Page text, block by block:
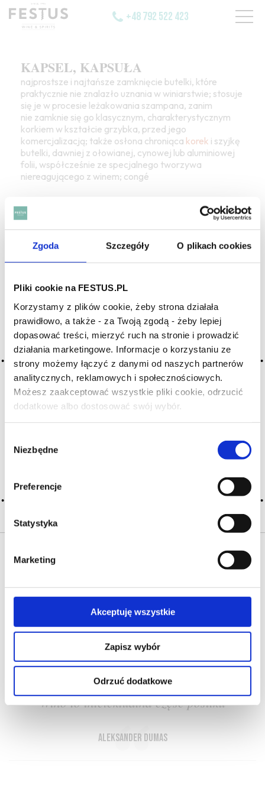
Zgoda Szczegóły O plikach cookies
Pliki cookie na FESTUS.PL
Korzystamy z plików cookie, żeby strona działała
prawidłowo, a także - za Twoją zgodą - żeby lepiej
dopasować treści, mierzyć ruch na stronie i prowadzić
działania marketingowe. Informacje o korzystaniu ze
strony możemy łączyć z danymi od naszych partnerów
analitycznych, reklamowych i społecznościowych.
Możesz zaakceptować wszystkie pliki cookie, odrzucić
dodatkowe albo dostosować swój wybór.
zgody
Niezbędne
Preferencje
Statystyka
Marketing
Akceptuję wszystkie
Zapisz wybór
Odrzuć dodatkowe
Czy masz ukończone 18 lat?
+48 792 522 423
KAPSEL, KAPSUŁA
najprostsze i najtańsze zamknięcie butelki, które
praktycznie nie znalazło uznania w winiarstwie; stosuje
się je w procesie leżakowania szampana, zanim
nie zamknie się go klasycznym, charakterystycznym
korkiem w kształcie grzybka, przed jego
komercjalizacją; także osłona chroniąca korek i szyjkę
butelki, dawniej z ołowianej, cynowej lub aluminiowej
folii, współcześnie ze specjalnego tworzywa
niereagującego z winem; congé
HASŁA ALFABETYCZNIE:
WYBIERZ LITERĘ ALFABETU PONIŻEJ:
A B C-Ć D E F G
H I J K L-Ł M N
O-Ó P Q R S-Ś T
U V W X-Y
Cały czas pracujemy nad wprowadzaniem do
Państwu szczególny problem i nie ma go w słowniku
OFERTA ONLINE PRODUCENCI
PRZEWODNIK
SŁOWNIK
Wino to intelektualna część posiłku
Aleksander Dumas